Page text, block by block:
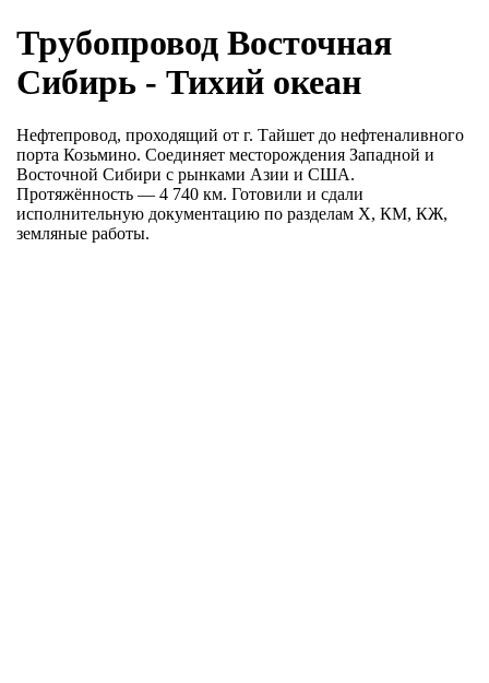
Трубопровод Восточная
Сибирь - Тихий океан
Нефтепровод, проходящий от г. Тайшет до нефтеналивного
порта Козьмино. Соединяет месторождения Западной и
Восточной Сибири с рынками Азии и США.
Протяжённость — 4 740 км. Готовили и сдали
исполнительную документацию по разделам Х, КМ, КЖ,
земляные работы.